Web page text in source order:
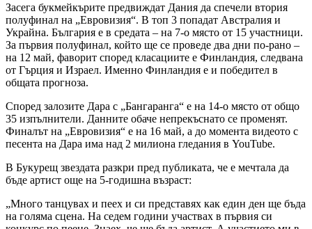
Засега букмейкърите предвиждат Дания да спечели втория
полуфинал на „Евровизия“. В топ 3 попадат Австралия и
Украйна. България е в средата – на 7-о място от 15 участници.
За първия полуфинал, който ще се проведе два дни по-рано –
на 12 май, фаворит според класациите е Финландия, следвана
от Гърция и Израел. Именно Финландия е и победител в
общата прогноза.
Според залозите Дара с „Бангаранга“ е на 14-о място от общо
35 изпълнители. Данните обаче непрекъснато се променят.
Финалът на „Евровизия“ е на 16 май, а до момента видеото с
песента на Дара има над 2 милиона гледания в YouTube.
В Букурещ звездата разкри пред публиката, че е мечтала да
бъде артист още на 5-годишна възраст:
„Много танцувах и пеех и си представях как един ден ще бъда
на голяма сцена. На седем години участвах в първия си